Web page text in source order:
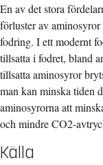
En av det stora
förluster av
fodring. I ett modernt
tillsatta i fodret, bland
tillsatta aminosyror
man kan minska tiden
aminosyrorna att
och mindre CO2-
Källa